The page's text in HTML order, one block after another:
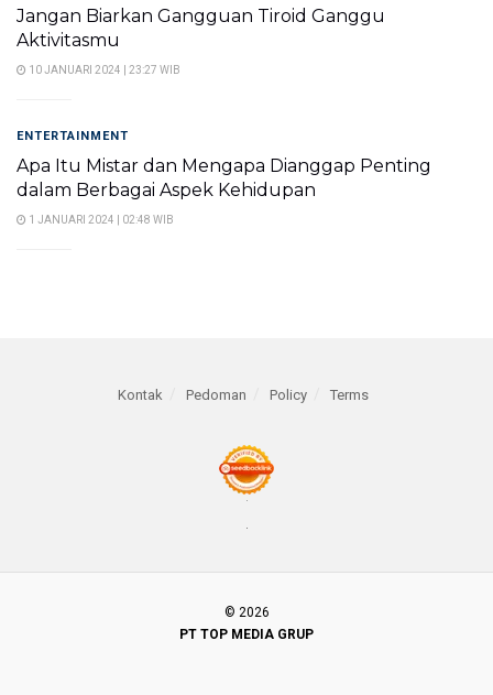
Jangan Biarkan Gangguan Tiroid Ganggu
Aktivitasmu
10 JANUARI 2024 | 23:27 WIB
ENTERTAINMENT
Apa Itu Mistar dan Mengapa Dianggap Penting
dalam Berbagai Aspek Kehidupan
1 JANUARI 2024 | 02:48 WIB
Kontak Pedoman Policy Terms
© 2026
PT TOP MEDIA GRUP